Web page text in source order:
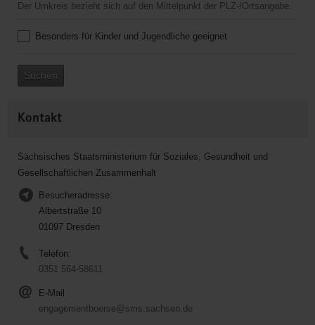
Der Umkreis bezieht sich auf den Mittelpunkt der PLZ-/Ortsangabe.
Besonders für Kinder und Jugendliche geeignet
Suchen
Kontakt
Sächsisches Staatsministerium für Soziales, Gesundheit und
Gesellschaftlichen Zusammenhalt
Besucheradresse:
Albertstraße 10
01097 Dresden
Telefon:
0351 564-58611
E-Mail
engagementboerse@sms.sachsen.de